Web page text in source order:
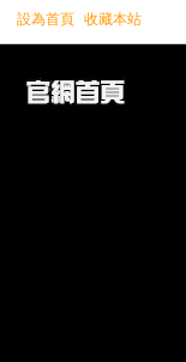
設為首頁 收藏本站